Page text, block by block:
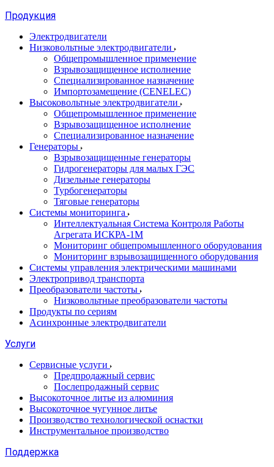
Продукция
Электродвигатели
Низковольтные электродвигатели
Общепромышленное применение
Взрывозащищенное исполнение
Специализированное назначение
Импортозамещение (CENELEC)
Высоковольтные электродвигатели
Общепромышленное применение
Взрывозащищенное исполнение
Специализированное назначение
Генераторы
Взрывозащищенные генераторы
Гидрогенераторы для малых ГЭС
Дизельные генераторы
Турбогенераторы
Тяговые генераторы
Системы мониторинга
Интеллектуальная Система Контроля Работы
Агрегата ИСКРА-1М
Мониторинг общепромышленного оборудования
Мониторинг взрывозащищенного оборудования
Системы управления электрическими машинами
Электропривод транспорта
Преобразователи частоты
Низковольтные преобразователи частоты
Продукты по сериям
Асинхронные электродвигатели
Услуги
Сервисные услуги
Предпродажный сервис
Послепродажный сервис
Высокоточное литье из алюминия
Высокоточное чугунное литье
Производство технологической оснастки
Инструментальное производство
Поддержка